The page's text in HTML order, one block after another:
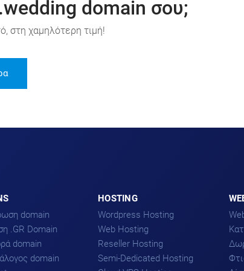
domain σου;
στη χαμηλότερη τιμή!
domain
.GR Domain
domain
domain
HOSTING
Wordpress Hosting
Web Hosting
Reseller Hosting
Semi-Dedicated Hosting